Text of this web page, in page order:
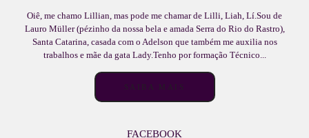
Oiê, me chamo Lillian, mas pode me chamar de Lilli, Liah, Lí.Sou de
Lauro Müller (pézinho da nossa bela e amada Serra do Rio do Rastro),
Santa Catarina, casada com o Adelson que também me auxilia nos
trabalhos e mãe da gata Lady.Tenho por formação Técnico...
SAIBA MAIS
FACEBOOK